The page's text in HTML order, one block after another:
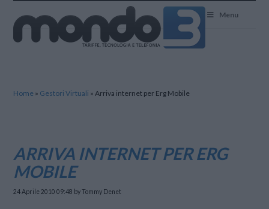
Menu
Home » Gestori Virtuali »Arriva internet per Erg Mobile
ARRIVA INTERNET PER ERG
MOBILE
24 Aprile 2010 09:48 by Tommy Denet